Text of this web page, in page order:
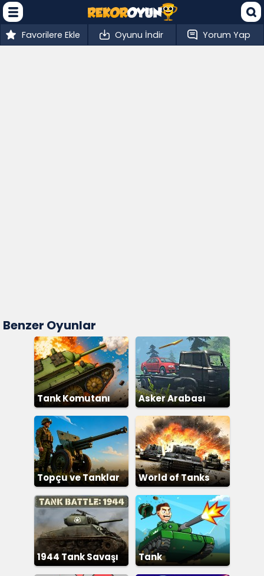
Favorilere Ekle Oyunu İndir Yorum Yap
Benzer Oyunlar
Tank Komutanı Asker Arabası
Topçu ve Tanklar World of Tanks
1944 Tank Savaşı Tank